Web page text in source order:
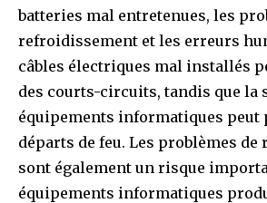
batteries mal entretenues, les
refroidissement et les erreurs
câbles électriques mal installés
des courts-circuits, tandis que la
équipements informatiques peut
départs de feu. Les problèmes
sont également un risque
équipements informatiques